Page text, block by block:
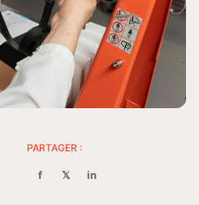
PARTAGER :
f 𝕏 in